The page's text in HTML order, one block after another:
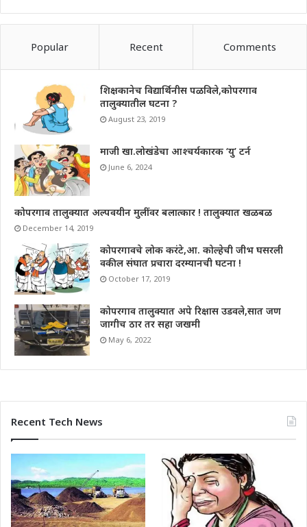
Popular Recent Comments
शिक्षकानेच विद्यार्थिनीस पळविले,कोपरगाव
तालुक्यातील घटना ?
August 23, 2019
माजी खा.लोखंडेचा आश्चर्यकारक ‘यु’ टर्न
June 6, 2024
कोपरगाव तालुक्यात अल्पवयीन मुलींवर बलात्कार ! तालुक्यात खळबळ
December 14, 2019
कोपरगावचे लोक करंटे,आ. कोल्हेची जीभ घसरली
वकील संघात प्रचारा दरम्यानची घटना !
October 17, 2019
कोपरगाव तालुक्यात अपे रिक्षास उडवले,सात जण
जागीच ठार तर सहा जखमी
May 6, 2022
Recent Tech News